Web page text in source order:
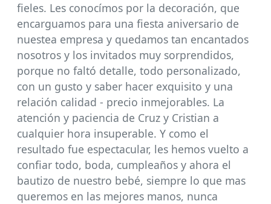
fieles. Les conocímos por la decoración, que
encarguamos para una fiesta aniversario de
nuestea empresa y quedamos tan encantados
nosotros y los invitados muy sorprendidos,
porque no faltó detalle, todo personalizado,
con un gusto y saber hacer exquisito y una
relación calidad - precio inmejorables. La
atención y paciencia de Cruz y Cristian a
cualquier hora insuperable. Y como el
resultado fue espectacular, les hemos vuelto a
confiar todo, boda, cumpleaños y ahora el
bautizo de nuestro bebé, siempre lo que mas
queremos en las mejores manos, nunca